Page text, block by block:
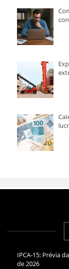
IPCA-15: Prévia
de 2026